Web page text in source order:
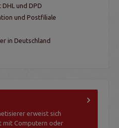
und DPD
und Postfiliale
in Deutschland
erweist sich
mit Computern oder